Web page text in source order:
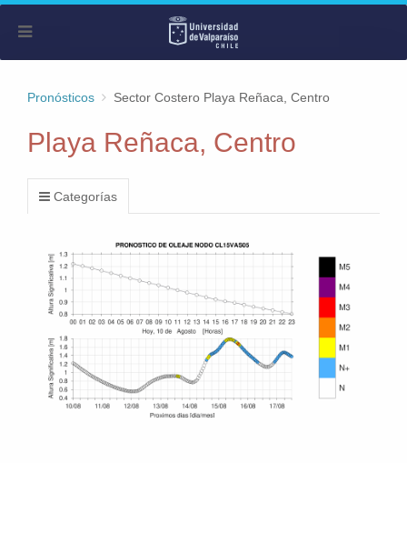
Pronósticos Sector Costero Playa Reñaca, Centro
Playa Reñaca, Centro
Categorías